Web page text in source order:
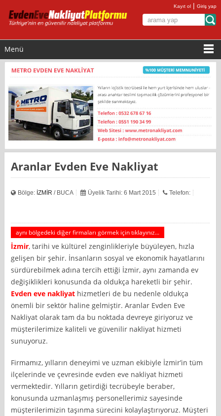
Kayıt ol |Giriş yap
Menü
Aranlar Evden Eve Nakliyat
Bölge: İZMİR / BUCA Üyelik Tarihi: 6 Mart 2015 Telefon:
aynı bölgedeki diğer firmaları görmek için tıklayınız...
İzmir, tarihi ve kültürel zenginlikleriyle büyüleyen, hızla
gelişen bir şehir. İnsanların sosyal ve ekonomik hayatlarını
sürdürebilmek adına tercih ettiği İzmir, aynı zamanda ev
değişiklikleri konusunda da oldukça hareketli bir şehir.
Evden eve nakliyat hizmetleri de bu nedenle oldukça
önemli bir sektör haline gelmiştir. Aranlar Evden Eve
Nakliyat olarak tam da bu noktada devreye giriyoruz ve
müşterilerimize kaliteli ve güvenilir nakliyat hizmeti
sunuyoruz.
Firmamız, yılların deneyimi ve uzman ekibiyle İzmir’in tüm
ilçelerinde ve çevresinde evden eve nakliyat hizmeti
vermektedir. Yılların getirdiği tecrübeyle beraber,
konusunda uzmanlaşmış personellerimiz sayesinde
müşterilerimizin taşınma sürecini kolaylaştırıyoruz. Müşteri